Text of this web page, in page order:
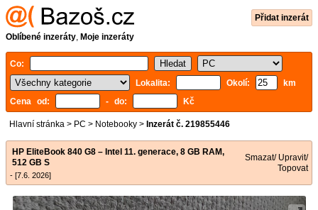
Přidat inzerát
Oblíbené inzeráty, Moje inzeráty
Co:
Lokalita:
Okolí:
km
Cena od:
- do: Kč
Hlavní stránka > PC > Notebooky > Inzerát č. 219855446
HP EliteBook 840 G8 – Intel 11. generace, 8 GB RAM,
512 GB S
- [7.6. 2026]
Smazat/ Upravit/
Topovat